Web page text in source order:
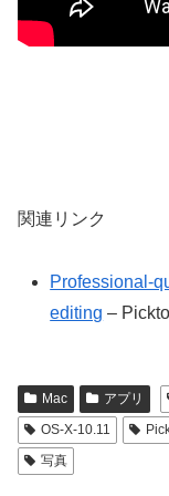
関連リンク
Professional-
editing –
Mac アプリ
OS-X-10.11
写真